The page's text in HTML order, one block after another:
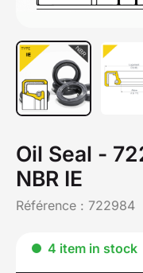
Oil Seal -
NBR IE
Référence : 722984
4 item in stock